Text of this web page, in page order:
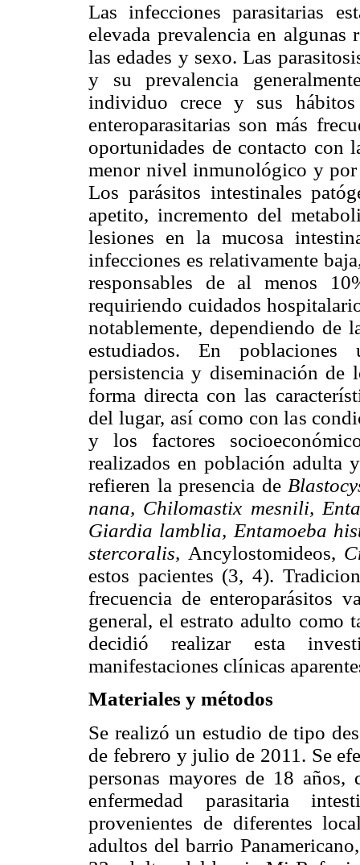
Las infecciones parasitarias
elevada prevalencia en
las edades y sexo. Las
y su prevalencia
individuo crece y sus hábitos
enteroparasitarias son más
oportunidades de contacto con
menor nivel inmunológico y por
Los parásitos intestinales
apetito, incremento del
lesiones en la mucosa
infecciones es relativamente
responsables de al menos
requiriendo cuidados
notablemente, dependiendo
estudiados. En poblaciones
persistencia y diseminación de
forma directa con las
del lugar, así como con las
y los factores
realizados en población adulta
refieren la presencia de
nana, Chilomastix mesnili,
Giardia lamblia, Entamoeba
stercoralis, Ancylostomideos,
estos pacientes (3, 4).
frecuencia de enteroparásitos
general, el estrato adulto como
decidió realizar esta
manifestaciones clínicas
Materiales y métodos
Se realizó un estudio de tipo
de febrero y julio de 2011. Se
personas mayores de 18
enfermedad parasitaria
provenientes de diferentes
adultos del barrio